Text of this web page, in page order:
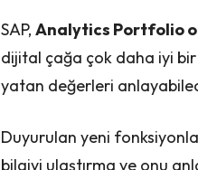
SAP, Analytics Portfolio
dijital çağa çok daha iyi
yatan değerleri
Duyurulan yeni
bilgiyi ulaştırma ve onu